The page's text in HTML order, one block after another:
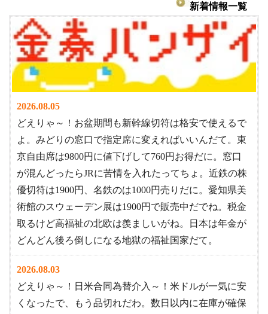
新着情報一覧
2026.08.05
どえりゃ～！お盆期間も新幹線切符は格安で使えるで
よ。みどりの窓口で指定席に変えればいいんだて。東
京自由席は9800円に値下げして760円お得だに。窓口
が混んどったらJRに苦情を入れたってちょ。近鉄の株
優切符は1900円、名鉄のは1000円売りだに。愛知県美
術館のスウェーデン展は1900円で販売中だでね。税金
取るけど高福祉の北欧は羨ましいがね。日本は年金が
どんどん後ろ倒しになる地獄の福祉国家だて。
2026.08.03
どえりゃ～！日米合同為替介入～！米ドルが一気に安
くなったで、もう品切れだわ。数日以内に在庫が確保